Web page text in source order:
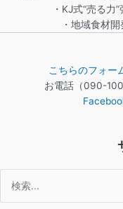
・KJ式“売る力
・地域食材
こちらのフォー
お電話（090-
索